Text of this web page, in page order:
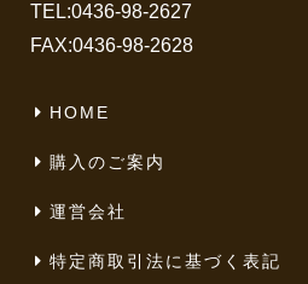
TEL:0436-98-2627
FAX:0436-98-2628
HOME
購入のご案内
運営会社
特定商取引法に基づく表記